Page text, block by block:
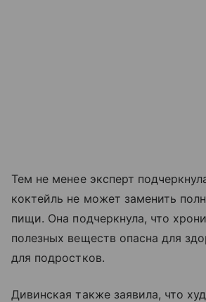
Тем не менее эксперт
коктейль не может заменить
пищи. Она подчеркнула, что
полезных веществ опасна для
для подростков.
Дивинская также заявила, что